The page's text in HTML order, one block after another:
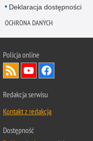
Deklaracja dostępności
OCHRONA DANYCH
Policja online
Redakcja serwisu
Kontakt z redakcją
Dostępność